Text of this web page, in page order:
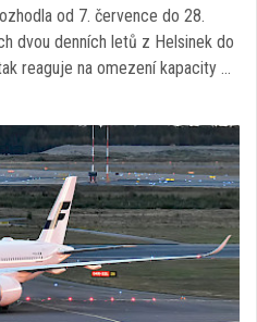
od 7. července do 28.
dvou denních letů z Helsinek do
reaguje na omezení kapacity …